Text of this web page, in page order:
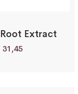
Extract
31,45